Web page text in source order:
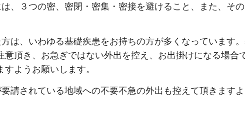
、３つの密、密閉・密集・密接を避けること、また、そ
は、いわゆる基礎疾患をお持ちの方が多くなっています
意頂き、お急ぎではない外出を控え、お出掛けになる場合
ようお願いします。
請されている地域への不要不急の外出も控えて頂きますよ